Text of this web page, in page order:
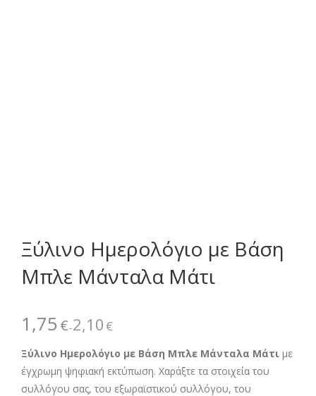
Ξύλινο Ημερολόγιο με Βάση
Μπλε Μάνταλα Μάτι
1,75 €–2,10 €
Ξύλινο Ημερολόγιο με Βάση Μπλε Μάνταλα Μάτι με
έγχρωμη ψηφιακή εκτύπωση. Χαράξτε τα στοιχεία του
συλλόγου σας, του εξωραϊστικού συλλόγου, του